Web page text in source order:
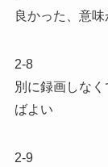
良かった、意
2-8
別に録画しな
ばよい
2-9